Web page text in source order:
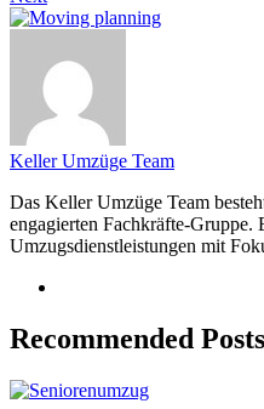
Keller Umzüge Team
Das Keller Umzüge Team
engagierten Fachkräfte-
Umzugsdienstleistungen mit
Recommended Posts